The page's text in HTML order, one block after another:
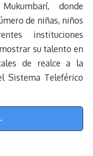
donde
de niñas, niños
instituciones
su talento en
de realce a la
Sistema Teleférico